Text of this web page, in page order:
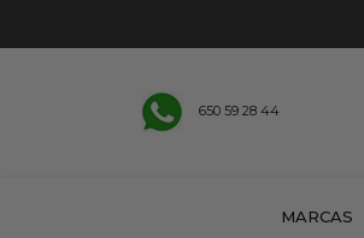
650 59 28 44
MARCAS